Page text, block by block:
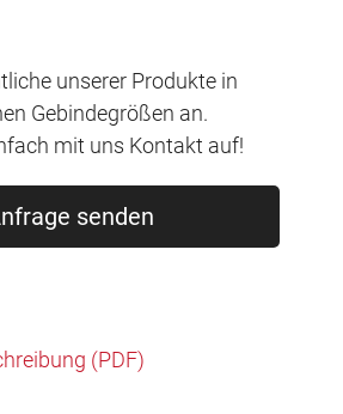
unserer Produkte in
Gebindegrößen an.
mit uns Kontakt auf!
senden
(PDF)